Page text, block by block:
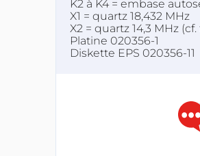
K2 à K4 = embase
X1 = quartz 18,432 MHz
X2 = quartz 14,3 MHz
Platine 020356-1
Diskette EPS 020356-11